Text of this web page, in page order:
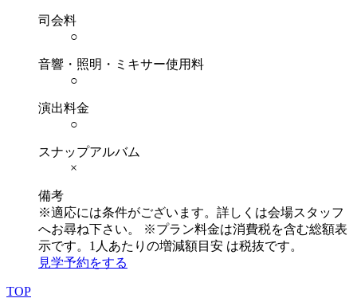
司会料
○
音響・照明・ミキサー使用料
○
演出料金
○
スナップアルバム
×
備考
※適応には条件がございます。詳しくは会場スタッフ
へお尋ね下さい。 ※プラン料金は消費税を含む総額表
示です。1人あたりの増減額目安 は税抜です。
見学予約をする
TOP